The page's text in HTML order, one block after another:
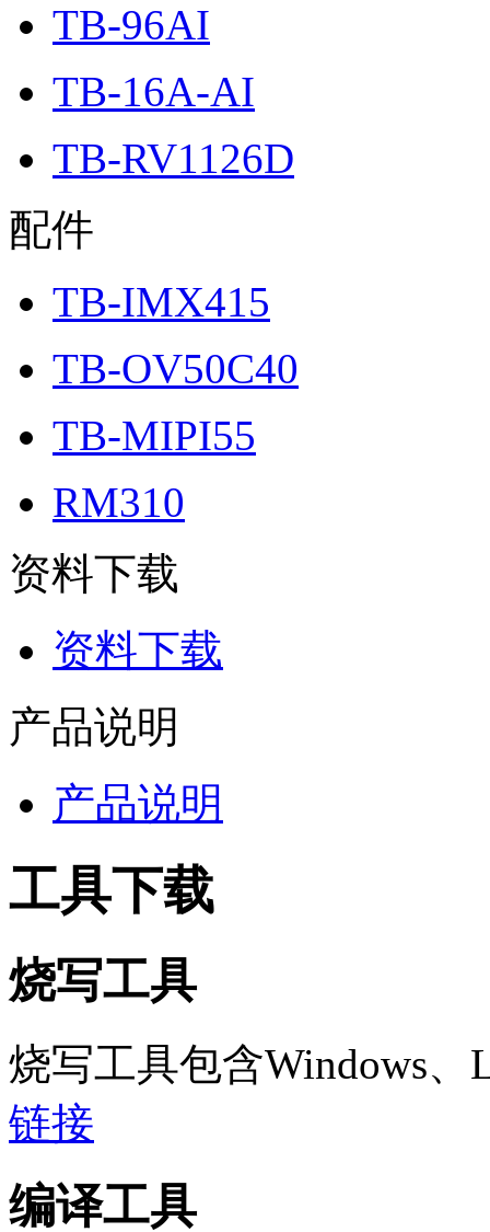
TB-96AI
TB-16A-AI
TB-RV1126D
配件
TB-IMX415
TB-OV50C40
TB-MIPI55
RM310
资料下载
资料下载
产品说明
产品说明
工具下载
烧写工具
烧写工具包含Windows
链接
编译工具